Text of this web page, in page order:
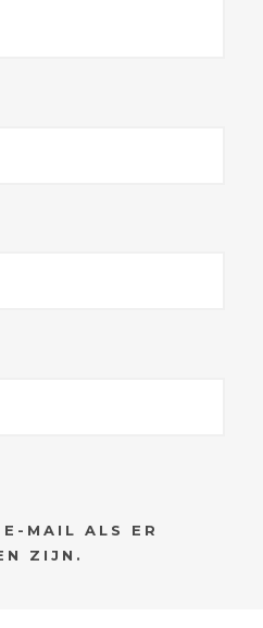
MAIL ALS ER
ZIJN.